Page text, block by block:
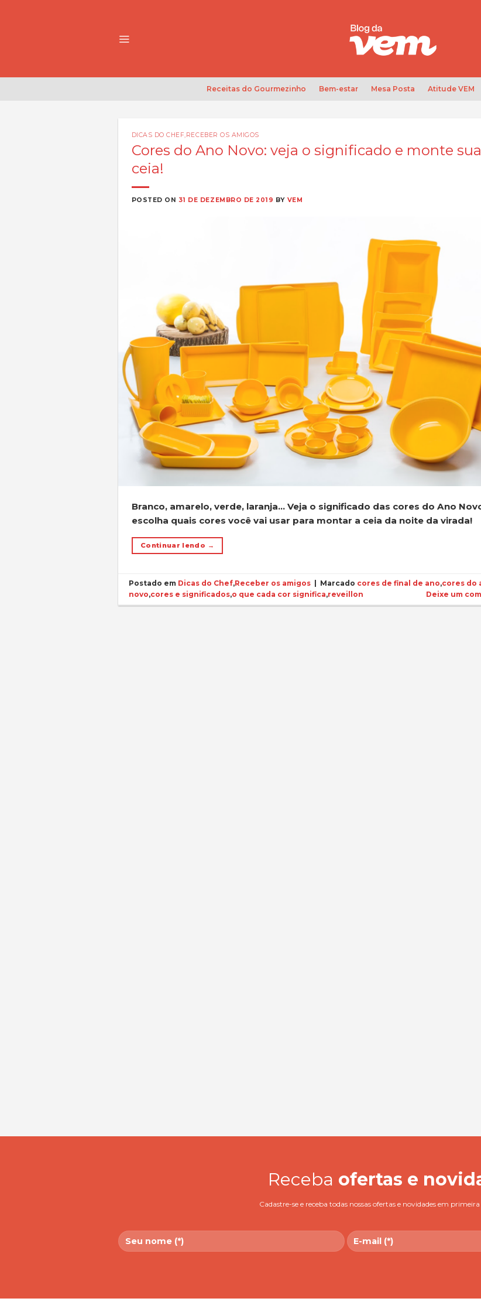
Receitas do Gourmezinho Bem-estar Mesa Posta Atitude VEM
DICAS DO CHEF RECEBER OS AMIGOS
Cores do Ano Novo: veja o significado e monte sua
ceia!
POSTED ON 31 DE DEZEMBRO DE 2019 BY VEM
Branco, amarelo, verde, laranja… Veja o significado das cores do Ano
escolha quais cores você vai usar para montar a ceia da noite da virada!
Continuar lendo →
Postado em Dicas do Chef,Receber os amigos Marcado cores de final de ano,cores do
novo,cores e significados,o que cada cor significa,reveillon Deixe um
Receba ofertas e
Cadastre-se e receba todas nossas ofertas e novidades em